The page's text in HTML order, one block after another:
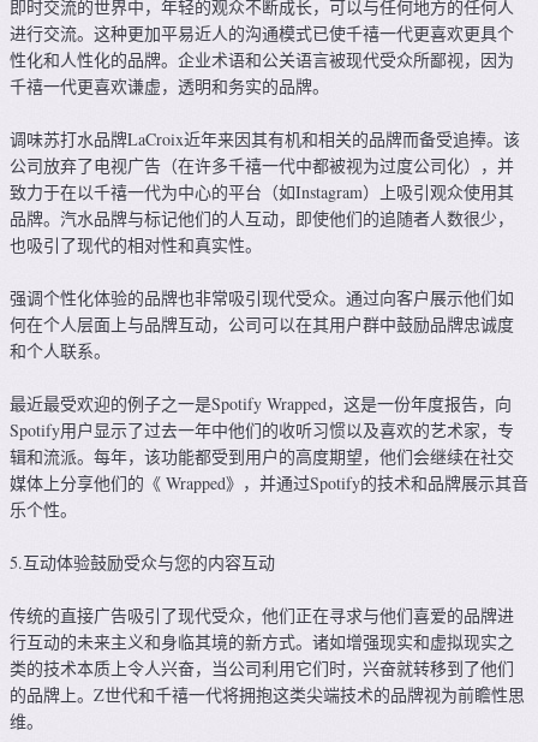
即时交流的世界中，年轻的观众不断成长，可以与任何地方的任何人
进行交流。这种更加平易近人的沟通模式已使千禧一代更喜欢更具个
性化和人性化的品牌。企业术语和公关语言被现代受众所鄙视，因为
千禧一代更喜欢谦虚，透明和务实的品牌。
调味苏打水品牌LaCroix近年来因其有机和相关的品牌而备受追捧。该
公司放弃了电视广告（在许多千禧一代中都被视为过度公司化），并
致力于在以千禧一代为中心的平台（如Instagram）上吸引观众使用其
品牌。汽水品牌与标记他们的人互动，即使他们的追随者人数很少，
也吸引了现代的相对性和真实性。
强调个性化体验的品牌也非常吸引现代受众。通过向客户展示他们如
何在个人层面上与品牌互动，公司可以在其用户群中鼓励品牌忠诚度
和个人联系。
最近最受欢迎的例子之一是Spotify Wrapped，这是一份年度报告，向
Spotify用户显示了过去一年中他们的收听习惯以及喜欢的艺术家，专
辑和流派。每年，该功能都受到用户的高度期望，他们会继续在社交
媒体上分享他们的《 Wrapped》，并通过Spotify的技术和品牌展示其音
乐个性。
5.互动体验鼓励受众与您的内容互动
传统的直接广告吸引了现代受众，他们正在寻求与他们喜爱的品牌进
行互动的未来主义和身临其境的新方式。诸如增强现实和虚拟现实之
类的技术本质上令人兴奋，当公司利用它们时，兴奋就转移到了他们
的品牌上。Z世代和千禧一代将拥抱这类尖端技术的品牌视为前瞻性思
维。